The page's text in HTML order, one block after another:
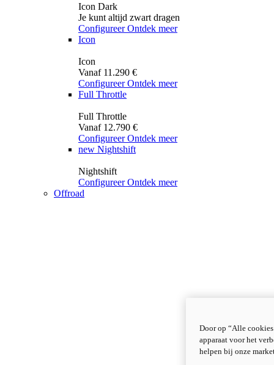
Icon Dark
Je kunt altijd zwart dragen
Configureer Ontdek meer
Icon
Icon
Vanaf 11.290 €
Configureer Ontdek meer
Full Throttle
Full Throttle
Vanaf 12.790 €
Configureer Ontdek meer
new Nightshift
Nightshift
Configureer Ontdek meer
Offroad
Door op “Alle
apparaat voor het
helpen bij onze